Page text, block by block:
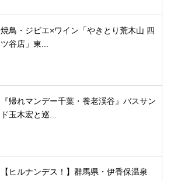
焼鳥・ジビエ×ワイン「やきとり荒木山 四
ツ谷店」東...
『帰れマンデー千葉・養老渓谷』バスサン
ド玉木宏と巡...
【ヒルナンデス！】群馬県・伊香保温泉